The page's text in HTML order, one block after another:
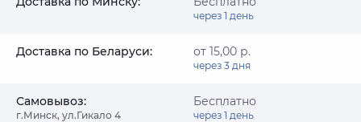
через 1 день
Доставка по Беларуси: от 15,00 р.
через 3 дня
Самовывоз:
г.Минск, ул.Гикало 4
Бесплатно
через 1 день